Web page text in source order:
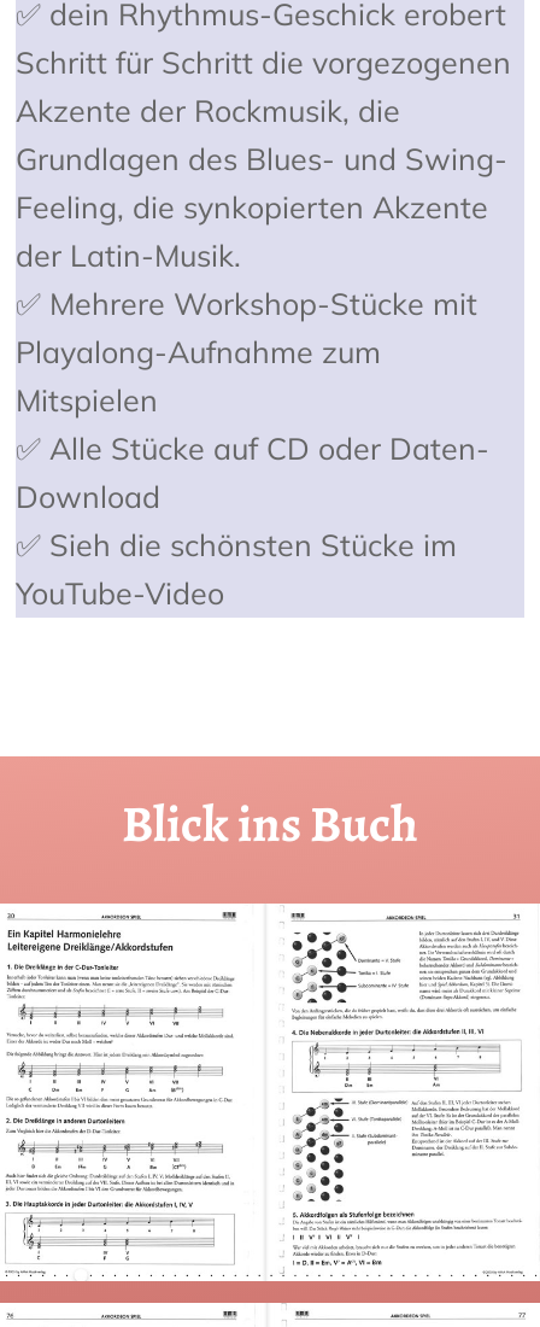
✅ dein Rhythmus-Geschick erobert
Schritt für Schritt die vorgezogenen
Akzente der Rockmusik, die
Grundlagen des Blues- und Swing-
Feeling, die synkopierten Akzente
der Latin-Musik.
✅ Mehrere Workshop-Stücke mit
Playalong-Aufnahme zum
Mitspielen
✅ Alle Stücke auf CD oder Daten-
Download
✅ Sieh die schönsten Stücke im
YouTube-Video
Blick ins Buch